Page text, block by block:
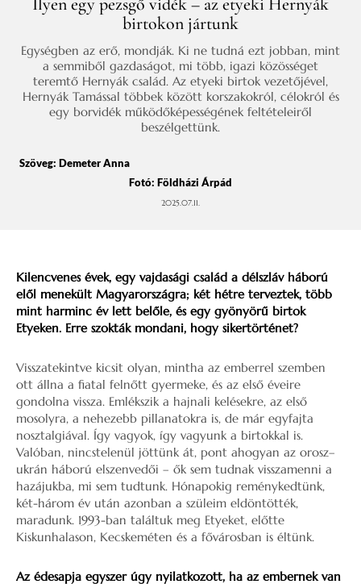
birtokon jártunk
Egységben az erő, mondják. Ki ne tudná ezt jobban, mint
a semmiből gazdaságot, mi több, igazi közösséget
teremtő Hernyák család. Az etyeki birtok vezetőjével,
Hernyák Tamással többek között korszakokról, célokról és
egy borvidék működőképességének feltételeiről
beszélgettünk.
Szöveg: Demeter Anna
Fotó: Földházi Árpád
2025.07.11.
Kilencvenes évek, egy vajdasági család a délszláv háború
elől menekült Magyarországra; két hétre terveztek, több
mint harminc év lett belőle, és egy gyönyörű birtok
Etyeken. Erre szokták mondani, hogy sikertörténet?
Visszatekintve kicsit olyan, mintha az emberrel szemben
ott állna a fiatal felnőtt gyermeke, és az első éveire
gondolna vissza. Emlékszik a hajnali kelésekre, az első
mosolyra, a nehezebb pillanatokra is, de már egyfajta
nosztalgiával. Így vagyok, így vagyunk a birtokkal is.
Valóban, nincstelenül jöttünk át, pont ahogyan az orosz–
ukrán háború elszenvedői – ők sem tudnak visszamenni a
hazájukba, mi sem tudtunk. Hónapokig reménykedtünk,
két-három év után azonban a szüleim eldöntötték,
maradunk. 1993-ban találtuk meg Etyeket, előtte
Kiskunhalason, Kecskeméten és a fővárosban is éltünk.
Az édesapja egyszer úgy nyilatkozott, ha az embernek van